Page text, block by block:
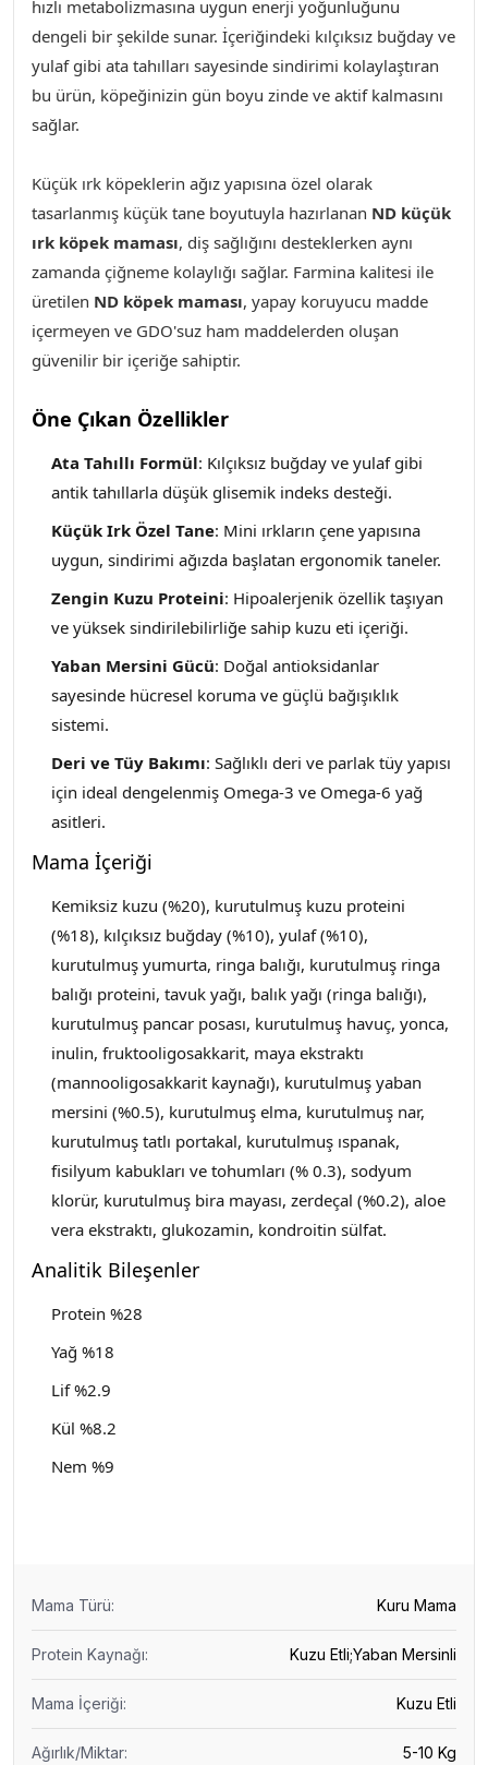
hızlı metabolizmasına uygun enerji yoğunluğunu
dengeli bir şekilde sunar. İçeriğindeki kılçıksız buğday ve
yulaf gibi ata tahılları sayesinde sindirimi kolaylaştıran
bu ürün, köpeğinizin gün boyu zinde ve aktif kalmasını
sağlar.
Küçük ırk köpeklerin ağız yapısına özel olarak
tasarlanmış küçük tane boyutuyla hazırlanan ND küçük
ırk köpek maması, diş sağlığını desteklerken aynı
zamanda çiğneme kolaylığı sağlar. Farmina kalitesi ile
üretilen ND köpek maması, yapay koruyucu madde
içermeyen ve GDO'suz ham maddelerden oluşan
güvenilir bir içeriğe sahiptir.
Öne Çıkan Özellikler
Ata Tahıllı Formül: Kılçıksız buğday ve yulaf gibi
antik tahıllarla düşük glisemik indeks desteği.
Küçük Irk Özel Tane: Mini ırkların çene yapısına
uygun, sindirimi ağızda başlatan ergonomik taneler.
Zengin Kuzu Proteini: Hipoalerjenik özellik taşıyan
ve yüksek sindirilebilirliğe sahip kuzu eti içeriği.
Yaban Mersini Gücü: Doğal antioksidanlar
sayesinde hücresel koruma ve güçlü bağışıklık
sistemi.
Deri ve Tüy Bakımı: Sağlıklı deri ve parlak tüy yapısı
için ideal dengelenmiş Omega-3 ve Omega-6 yağ
asitleri.
Mama İçeriği
Kemiksiz kuzu (%20), kurutulmuş kuzu proteini
(%18), kılçıksız buğday (%10), yulaf (%10),
kurutulmuş yumurta, ringa balığı, kurutulmuş ringa
balığı proteini, tavuk yağı, balık yağı (ringa balığı),
kurutulmuş pancar posası, kurutulmuş havuç, yonca,
inulin, fruktooligosakkarit, maya ekstraktı
(mannooligosakkarit kaynağı), kurutulmuş yaban
mersini (%0.5), kurutulmuş elma, kurutulmuş nar,
kurutulmuş tatlı portakal, kurutulmuş ıspanak,
fisilyum kabukları ve tohumları (% 0.3), sodyum
klorür, kurutulmuş bira mayası, zerdeçal (%0.2), aloe
vera ekstraktı, glukozamin, kondroitin sülfat.
Analitik Bileşenler
Protein %28
Yağ %18
Lif %2.9
Kül %8.2
Nem %9
Mama Türü: Kuru Mama
Protein Kaynağı: Kuzu Etli;Yaban Mersinli
Mama İçeriği: Kuzu Etli
Ağırlık/Miktar: 5-10 Kg